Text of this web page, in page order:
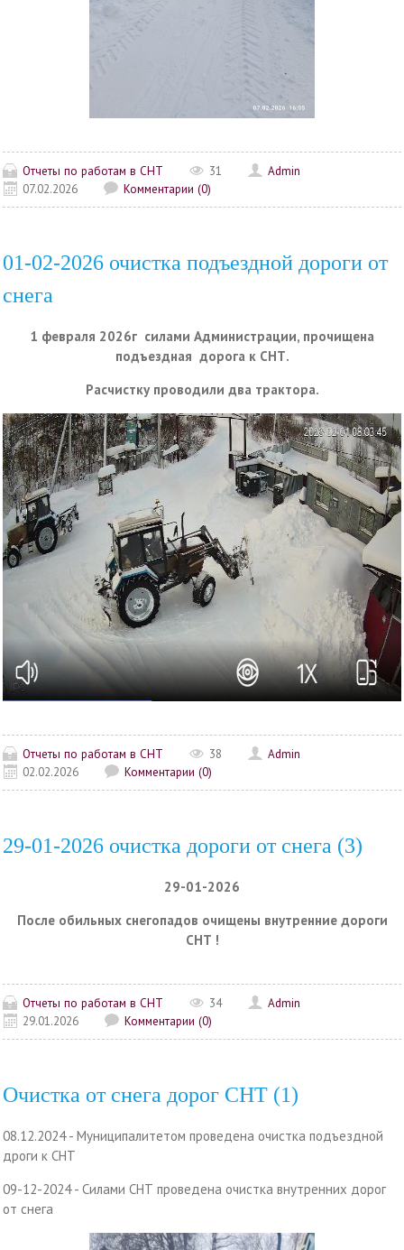
Отчеты по работам в СНТ 31
Admin
07.02.2026
Комментарии (0)
01-02-2026 очистка подъездной дороги от
снега
1 февраля 2026г силами Администрации, прочищена
подъездная дорога к СНТ.
Расчистку проводили два трактора.
Отчеты по работам в СНТ 38
Admin
02.02.2026
Комментарии (0)
29-01-2026 очистка дороги от снега (3)
29-01-2026
После обильных снегопадов очищены внутренние дороги
СНТ !
Отчеты по работам в СНТ 34
Admin
29.01.2026
Комментарии (0)
Очистка от снега дорог СНТ (1)
08.12.2024 - Муниципалитетом проведена очистка подъездной
дроги к СНТ
09-12-2024 - Силами СНТ проведена очистка внутренних дорог
от снега